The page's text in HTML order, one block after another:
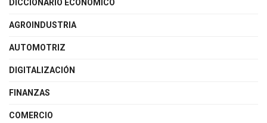
DICCIONARIO ECONÓMICO
AGROINDUSTRIA
AUTOMOTRIZ
DIGITALIZACIÓN
FINANZAS
COMERCIO